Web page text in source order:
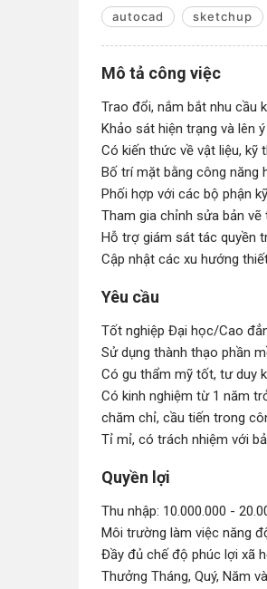
autocad sketchup
Mô tả công việc
Trao đổi, nắm bắt nhu cầu
Khảo sát hiện trạng và lên
Có kiến thức về vật liệu, kỹ
Bố trí mặt bằng công năng
Phối hợp với các bộ phận
Tham gia chỉnh sửa bản vẽ
Hỗ trợ giám sát tác quyền
Cập nhật các xu hướng
Yêu cầu
Tốt nghiệp Đại học/Cao
Sử dụng thành thạo phần
Có gu thẩm mỹ tốt, tư duy
Có kinh nghiệm từ 1 năm
chăm chỉ, cầu tiến trong
Tỉ mỉ, có trách nhiệm với
Quyền lợi
Thu nhập: 10.000.000 -
Môi trường làm việc năng
Đầy đủ chế độ phúc lợi xã
Thưởng Tháng, Quý, Năm